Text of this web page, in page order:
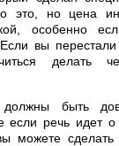
это, но цена
особенно
вы
делать
быть
если речь идет о
можете сделать